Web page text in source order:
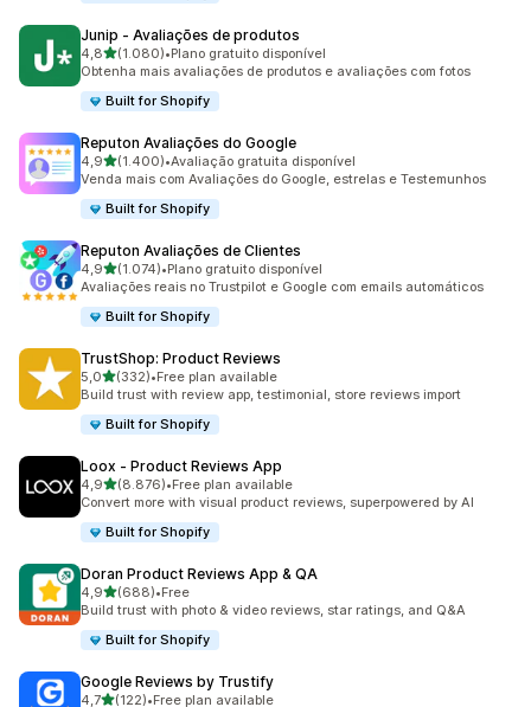
Junip ‑ Avaliações de produtos
4,8de 5 estrelas
(1.080)
1080 total de avaliações
•Plano gratuito disponível
Obtenha mais avaliações de produtos e avaliações com fotos
Built for Shopify
Reputon Avaliações do Google
4,9de 5 estrelas
(1.400)
1400 total de avaliações
•Avaliação gratuita disponível
Venda mais com Avaliações do Google, estrelas e Testemunhos
Built for Shopify
Reputon Avaliações de Clientes
4,9de 5 estrelas
(1.074)
1074 total de avaliações
•Plano gratuito disponível
Avaliações reais no Trustpilot e Google com emails automáticos
Built for Shopify
TrustShop: Product Reviews
5,0de 5 estrelas
(332)
332 total de avaliações
•Free plan available
Build trust with review app, testimonial, store reviews import
Built for Shopify
Loox ‑ Product Reviews App
4,9de 5 estrelas
(8.876)
8876 total de avaliações
•Free plan available
Convert more with visual product reviews, superpowered by AI
Built for Shopify
Doran Product Reviews App & QA
4,9de 5 estrelas
(688)
688 total de avaliações
•Free
Build trust with photo & video reviews, star ratings, and Q&A
Built for Shopify
Google Reviews by Trustify
4,7de 5 estrelas
(122)•Free plan available